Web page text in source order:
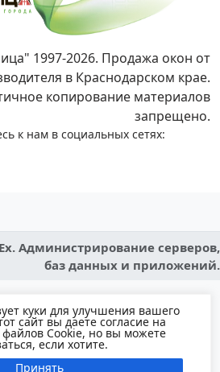
куки для улучшения вашего
сайт вы даете согласие на
файлов Cookie, но вы можете
если хотите.
Принять
1997-2026. Продажа окон от
в Краснодарском крае.
копирование материалов
запрещено.
к нам в социальных сетях:
Администрирование серверов,
баз данных и приложений.